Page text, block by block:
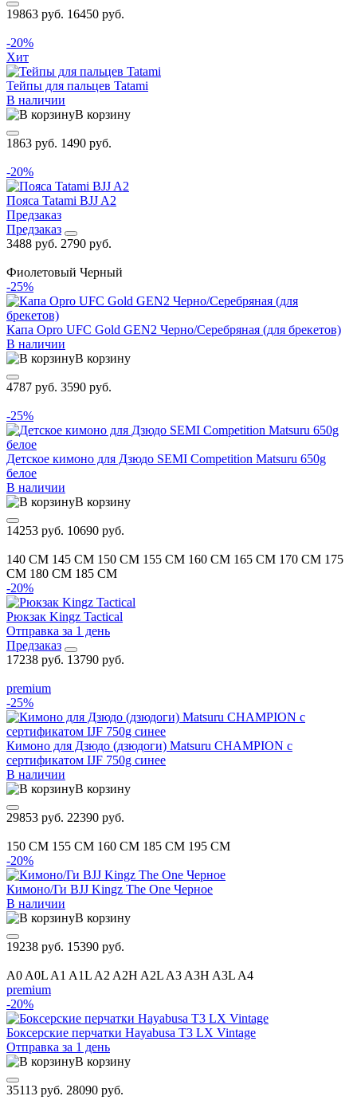
19863 руб. 16450 руб.
-20%
Хит
Тейпы для пальцев Tatami
В наличии
В корзину
1863 руб. 1490 руб.
-20%
Пояса Tatami BJJ A2
Предзаказ
Предзаказ
3488 руб. 2790 руб.
Фиолетовый Черный
-25%
Капа Opro UFC Gold GEN2 Черно/Серебряная (для брекетов)
В наличии
В корзину
4787 руб. 3590 руб.
-25%
Детское кимоно для Дзюдо SEMI Competition Matsuru 650g
белое
В наличии
В корзину
14253 руб. 10690 руб.
140 CM 145 CM 150 CM 155 CM 160 CM 165 CM 170 CM 175
CM 180 CM 185 CM
-20%
Рюкзак Kingz Tactical
Отправка за 1 день
Предзаказ
17238 руб. 13790 руб.
premium
-25%
Кимоно для Дзюдо (дзюдоги) Matsuru CHAMPION с
сертификатом IJF 750g синее
В наличии
В корзину
29853 руб. 22390 руб.
150 CM 155 CM 160 CM 185 CM 195 CM
-20%
Кимоно/Ги BJJ Kingz The One Черное
В наличии
В корзину
19238 руб. 15390 руб.
A0 A0L A1 A1L A2 A2H A2L A3 A3H A3L A4
premium
-20%
Боксерские перчатки Hayabusa T3 LX Vintage
Отправка за 1 день
В корзину
35113 руб. 28090 руб.